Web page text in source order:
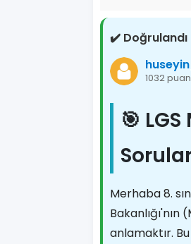
✔️ Doğrulandı
1032
🎯
Merhaba 8.
Bakanlığı'nın
anlamaktır.